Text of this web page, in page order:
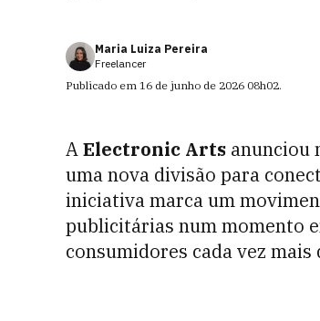
Maria Luiza Pereira
Freelancer
Publicado em 16 de junho de 2026 08h02.
AElectronic Arts anunciou
uma nova divisão para
iniciativa marca um
publicitárias num momento
consumidores cada vez